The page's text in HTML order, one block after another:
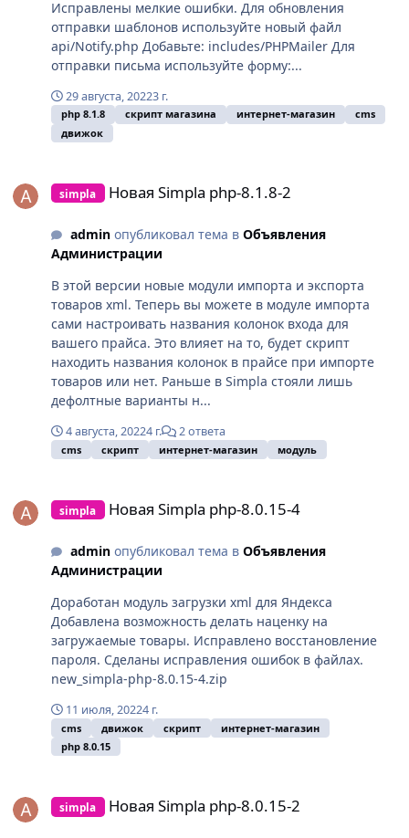
Исправлены мелкие ошибки. Для обновления
отправки шаблонов используйте новый файл
api/Notify.php Добавьте: includes/PHPMailer Для
отправки письма используйте форму:...
29 августа, 20223 г.
php 8.1.8 скрипт магазина интернет-магазин
cms
движок
simpla Новая Simpla php-8.1.8-2
adminопубликовал тема в Объявления
Администрации
В этой версии новые модули импорта и экспорта
товаров xml. Теперь вы можете в модуле импорта
сами настроивать названия колонок входа для
вашего прайса. Это влияет на то, будет скрипт
находить названия колонок в прайсе при импорте
товаров или нет. Раньше в Simpla стояли лишь
дефолтные варианты н...
4 августа, 20224 г. 2 ответа
cms скрипт интернет-магазин модуль
simpla Новая Simpla php-8.0.15-4
adminопубликовал тема в Объявления
Администрации
Доработан модуль загрузки xml для Яндекса
Добавлена возможность делать наценку на
загружаемые товары. Исправлено восстановление
пароля. Сделаны исправления ошибок в файлах.
new_simpla-php-8.0.15-4.zip
11 июля, 20224 г.
cms движок скрипт
интернет-магазин
php 8.0.15
simpla Новая Simpla php-8.0.15-2